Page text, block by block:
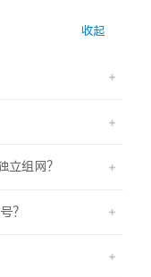
对比Y机型
iQOO 15
比iQOO机型
vivo Vision
收起
立组网？
？